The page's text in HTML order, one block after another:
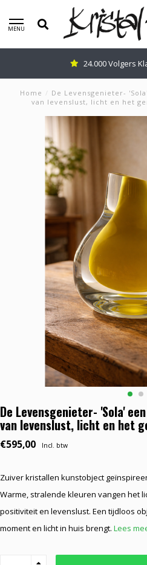
MENU
24.000 Volgers
Home / De Levensgenieter-
van levenslust, licht en het
De Levensgenieter- 'Sola'
van levenslust, licht en het
€595,00 Incl. btw
Zuiver kristallen kunstobject
Warme, stralende kleuren vangen het
positiviteit en levenslust. Een tijdloos
moment en licht in huis brengt. Lees